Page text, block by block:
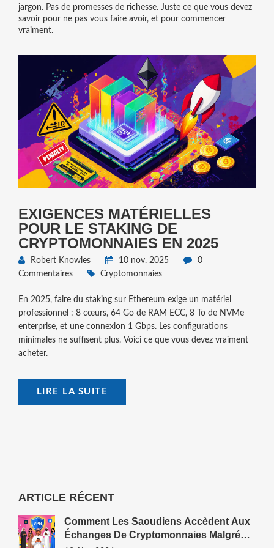
jargon. Pas de promesses de richesse. Juste ce que vous devez
savoir pour ne pas vous faire avoir, et pour commencer
vraiment.
EXIGENCES MATÉRIELLES
POUR LE STAKING DE
CRYPTOMONNAIES EN 2025
Robert Knowles 10 nov. 2025
0
Commentaires
Cryptomonnaies
En 2025, faire du staking sur Ethereum exige un matériel
professionnel : 8 cœurs, 64 Go de RAM ECC, 8 To de NVMe
enterprise, et une connexion 1 Gbps. Les configurations
minimales ne suffisent plus. Voici ce que vous devez vraiment
acheter.
LIRE LA SUITE
ARTICLE RÉCENT
Comment Les Saoudiens Accèdent Aux
Échanges De Cryptomonnaies Malgré